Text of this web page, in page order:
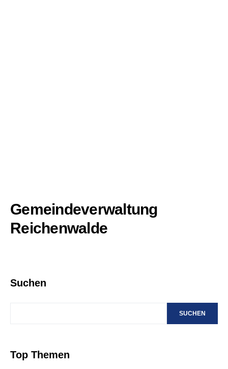
Gemeindeverwaltung
Reichenwalde
Suchen
SUCHEN
Top Themen